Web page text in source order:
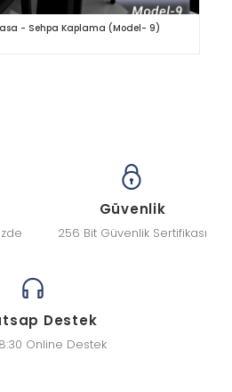
- Sehpa Kaplama (Model- 9)
Güvenlik
256 Bit Güvenlik Sertifikası
Destek
Online Destek